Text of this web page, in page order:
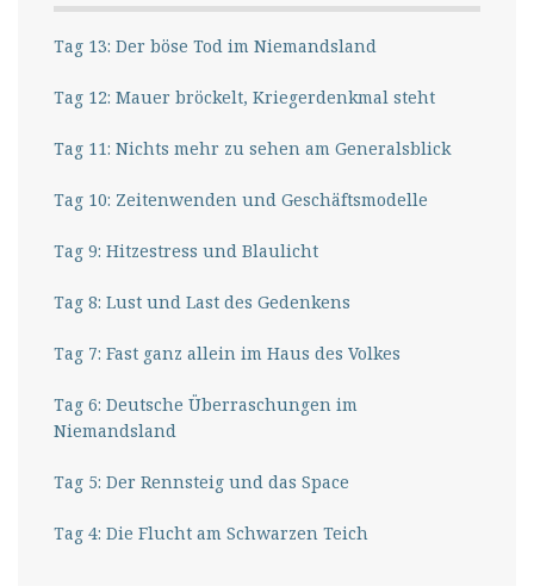
Tag 13: Der böse Tod im Niemandsland
Tag 12: Mauer bröckelt, Kriegerdenkmal steht
Tag 11: Nichts mehr zu sehen am Generalsblick
Tag 10: Zeitenwenden und Geschäftsmodelle
Tag 9: Hitzestress und Blaulicht
Tag 8: Lust und Last des Gedenkens
Tag 7: Fast ganz allein im Haus des Volkes
Tag 6: Deutsche Überraschungen im
Niemandsland
Tag 5: Der Rennsteig und das Space
Tag 4: Die Flucht am Schwarzen Teich